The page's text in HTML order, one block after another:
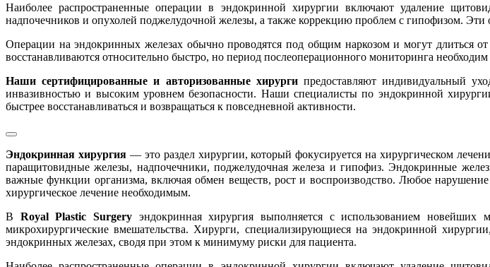
Наиболее распространенные операции в эндокринной хирургии включают удаление
надпочечников и опухолей поджелудочной железы, а также коррекцию проблем с гипофизом. Эти
Операции на эндокринных железах обычно проводятся под общим наркозом и могут длиться
восстанавливаются относительно быстро, но период послеоперационного мониторинга
Наши сертифицированные и авторизованные хирургипредоставляют индивидуальный
инвазивностью и высоким уровнем безопасности. Наши специалисты по эндокринной
быстрее восстанавливаться и возвращаться к повседневной активности.
Эндокринная хирургия— это раздел хирургии, который фокусируется на хирургическом
паращитовидные железы, надпочечники, поджелудочная железа и гипофиз. Эндокринные
важные функции организма, включая обмен веществ, рост и воспроизводство. Любое
хирургическое лечение необходимым.
В Royal Plastic Surgery эндокринная хирургия выполняется с использованием
микрохирургические вмешательства. Хирурги, специализирующиеся на эндокринной
эндокринных железах, сводя при этом к минимуму риски для пациента.